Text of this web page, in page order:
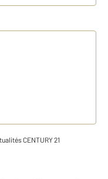
CENTURY 21